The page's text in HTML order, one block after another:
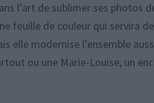
l’art de sublimer ses photos
feuille de couleur qui servira
elle modernise l’ensemble
ou une Marie-Louise, un